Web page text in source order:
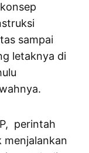
sampai
letaknya di
perintah
menjalankan